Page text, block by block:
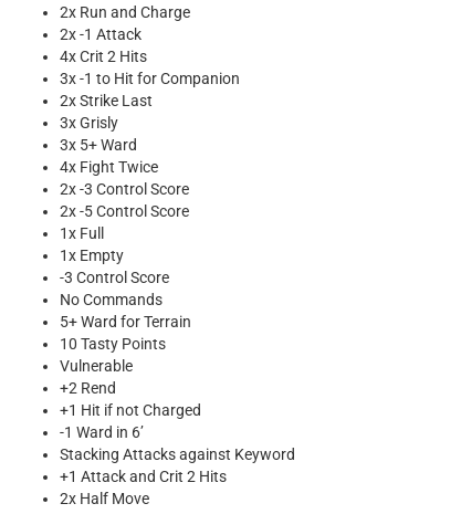
2x Run and Charge
2x -1 Attack
4x Crit 2 Hits
3x -1 to Hit for Companion
2x Strike Last
3x Grisly
3x 5+ Ward
4x Fight Twice
2x -3 Control Score
2x -5 Control Score
1x Full
1x Empty
-3 Control Score
No Commands
5+ Ward for Terrain
10 Tasty Points
Vulnerable
+2 Rend
+1 Hit if not Charged
-1 Ward in 6’
Stacking Attacks against Keyword
+1 Attack and Crit 2 Hits
2x Half Move